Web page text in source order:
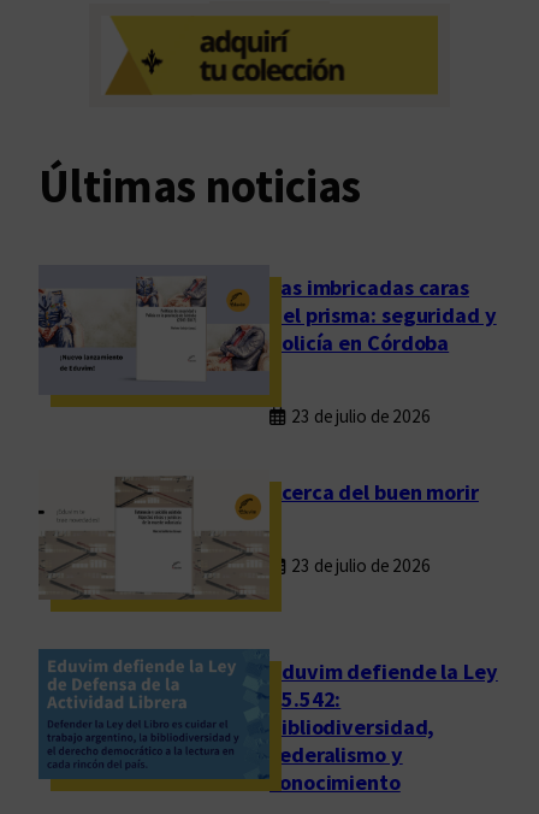
e
x
d
e
m
i
“
E
a
s
t
r
o
a
Últimas noticias
Las imbricadas caras
del prisma: seguridad y
policía en Córdoba
23 de julio de 2026
Acerca del buen morir
23 de julio de 2026
Eduvim defiende la Ley
25.542:
bibliodiversidad,
federalismo y
conocimiento